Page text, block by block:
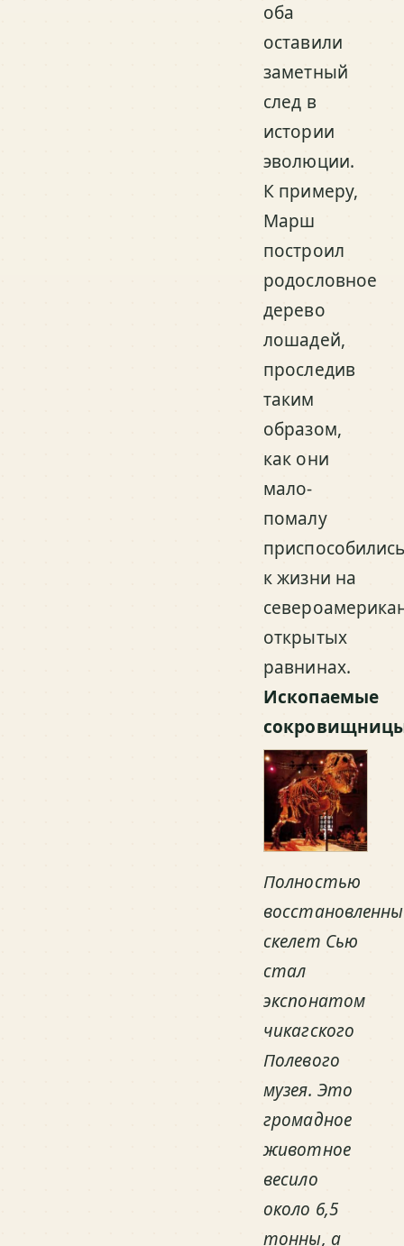
оба
оставили
заметный
след в
истории
эволюции.
К примеру,
Марш
построил
родословное
дерево
лошадей,
проследив
таким
образом,
как они
мало-
помалу
к жизни на
открытых
равнинах.
Ископаемые
Полностью
скелет Сью
стал
экспонатом
чикагского
Полевого
музея. Это
громадное
животное
весило
около 6,5
тонны, а